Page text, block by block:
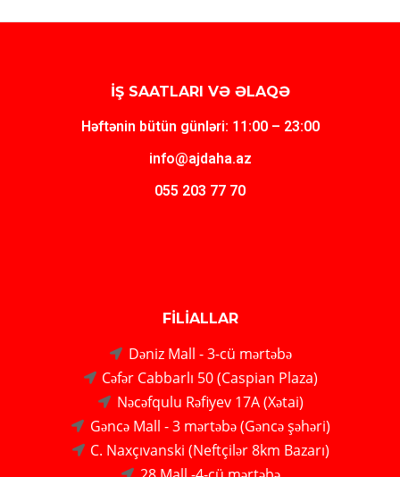
İŞ SAATLARI VƏ ƏLAQƏ
Həftənin bütün günləri: 11:00 – 23:00
info@ajdaha.az
055 203 77 70
FİLİALLAR
Dəniz Mall - 3-cü mərtəbə
Cəfər Cabbarlı 50 (Caspian Plaza)
Nəcəfqulu Rəfiyev 17A (Xətai)
Gəncə Mall - 3 mərtəbə (Gəncə şəhəri)
C. Naxçıvanski (Neftçilər 8km Bazarı)